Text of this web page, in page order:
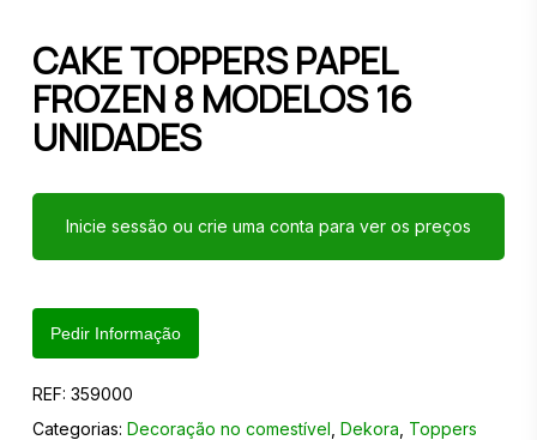
CAKE TOPPERS PAPEL
FROZEN 8 MODELOS 16
UNIDADES
Inicie sessão ou crie uma conta para ver os preços
Pedir Informação
REF: 359000
Categorias: Decoração no comestível Dekora Toppers